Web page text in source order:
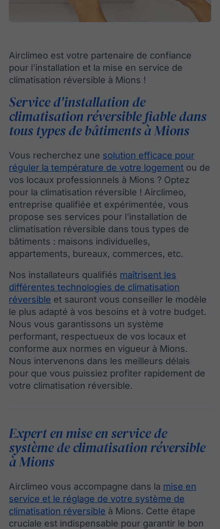
Airclimeo est votre partenaire de confiance
pour l'installation et la mise en service de
climatisation réversible à Mions !
Service d'installation de
climatisation réversible fiable dans
tous types de bâtiments à Mions
Vous recherchez une solution efficace pour
réguler la température de votre logement ou de
vos locaux professionnels à Mions ? Optez
pour la climatisation réversible ! Airclimeo,
entreprise qualifiée et expérimentée, vous
propose ses services pour l'installation de
climatisation réversible dans tous types de
bâtiments : maisons individuelles,
appartements, bureaux, commerces, etc.
Nos installateurs qualifiés maîtrisent les
différentes technologies de climatisation
réversible et sauront vous conseiller le modèle
le plus adapté à vos besoins et à votre budget.
Nous vous garantissons un système
performant, respectueux de vos locaux et
conforme aux normes en vigueur à Mions.
Nous intervenons dans les meilleurs délais
pour que vous puissiez profiter rapidement de
votre climatisation réversible.
Expert en mise en service de
système de climatisation réversible
à Mions
Airclimeo vous accompagne dans la mise en
service et le réglage de votre système de
climatisation réversible à Mions. Cette étape
cruciale est indispensable pour garantir le bon